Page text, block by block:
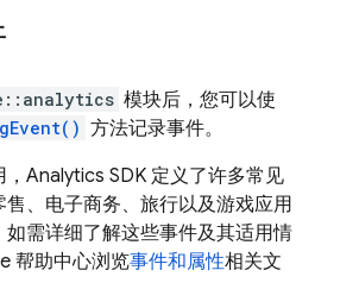
模块后，您可以使
方法记录事件。
Analytics SDK 定义了许多常见
、电子商务、旅行以及游戏应用
需详细了解这些事件及其适用情
帮助中心浏览事件和属性相关文